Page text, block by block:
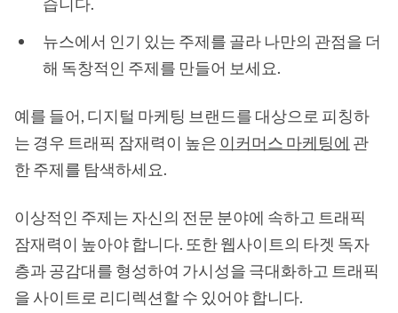
뉴스에서 인기 있는 주제를 골라 나만의 관점을 더
해 독창적인 주제를 만들어 보세요.
예를 들어, 디지털 마케팅 브랜드를 대상으로 피칭하
는 경우 트래픽 잠재력이 높은 이커머스 마케팅에 관
한 주제를 탐색하세요.
이상적인 주제는 자신의 전문 분야에 속하고 트래픽
잠재력이 높아야 합니다. 또한 웹사이트의 타겟 독자
층과 공감대를 형성하여 가시성을 극대화하고 트래픽
을 사이트로 리디렉션할 수 있어야 합니다.